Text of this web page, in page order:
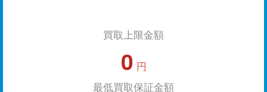
買取上限金額
0 円
最低買取保証金額